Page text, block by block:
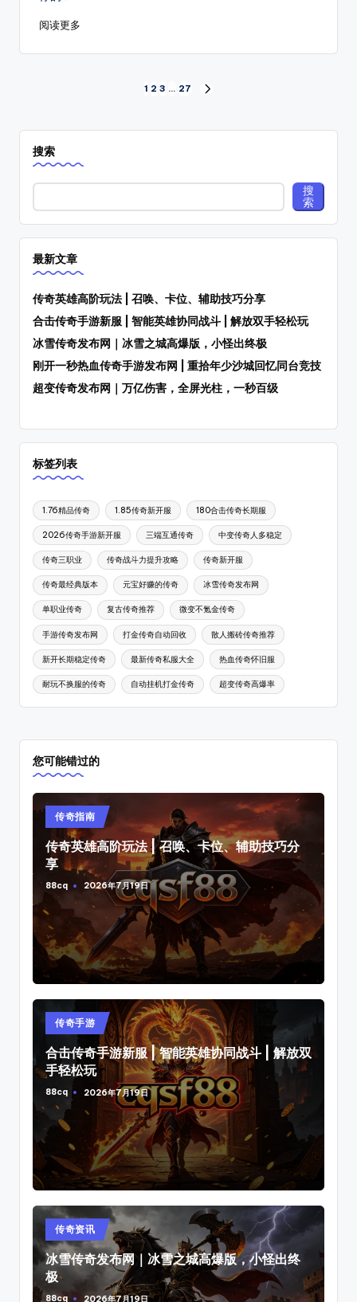
阅读更多
章
分
页
1 2 3 … 27
搜索
搜
索
最新文章
传奇英雄高阶玩法 | 召唤、卡位、辅助技巧分享
合击传奇手游新服 | 智能英雄协同战斗 | 解放双手轻松玩
冰雪传奇发布网｜冰雪之城高爆版，小怪出终极
刚开一秒热血传奇手游发布网 | 重拾年少沙城回忆同台竞技
超变传奇发布网｜万亿伤害，全屏光柱，一秒百级
标签列表
1.76精品传奇 1.85传奇新开服 180合击传奇长期服
2026传奇手游新开服 三端互通传奇 中变传奇人多稳定
传奇三职业 传奇战斗力提升攻略 传奇新开服
传奇最经典版本 元宝好赚的传奇 冰雪传奇发布网
单职业传奇 复古传奇推荐 微变不氪金传奇
手游传奇发布网 打金传奇自动回收 散人搬砖传奇推荐
新开长期稳定传奇 最新传奇私服大全 热血传奇怀旧服
耐玩不换服的传奇 自动挂机打金传奇 超变传奇高爆率
您可能错过的
Posted
in
传奇指南
传奇英雄高阶玩法 | 召唤、卡位、辅助技巧分
享
Posted
88cq 2026年7月19日
Posted
in
传奇手游
合击传奇手游新服 | 智能英雄协同战斗 | 解放双
手轻松玩
Posted
88cq 2026年7月19日
Posted
in
传奇资讯
冰雪传奇发布网｜冰雪之城高爆版，小怪出终
极
88cq 2026年7月19日